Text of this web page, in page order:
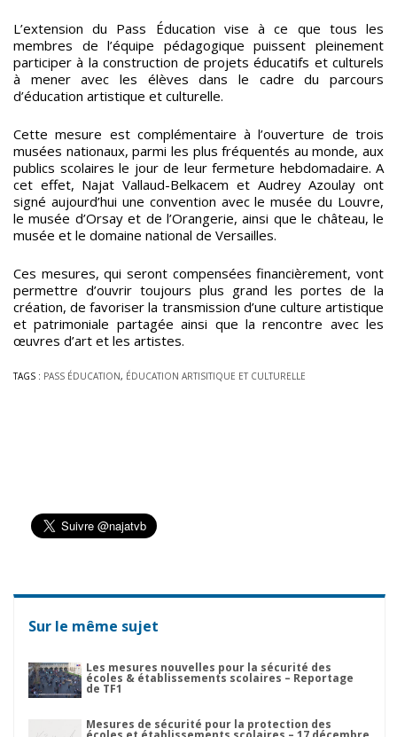
L’extension du Pass Éducation vise à ce que tous les
membres de l’équipe pédagogique puissent pleinement
participer à la construction de projets éducatifs et culturels
à mener avec les élèves dans le cadre du parcours
d’éducation artistique et culturelle.
Cette mesure est complémentaire à l’ouverture de trois
musées nationaux, parmi les plus fréquentés au monde, aux
publics scolaires le jour de leur fermeture hebdomadaire. A
cet effet, Najat Vallaud-Belkacem et Audrey Azoulay ont
signé aujourd’hui une convention avec le musée du Louvre,
le musée d’Orsay et de l’Orangerie, ainsi que le château, le
musée et le domaine national de Versailles.
Ces mesures, qui seront compensées financièrement, vont
permettre d’ouvrir toujours plus grand les portes de la
création, de favoriser la transmission d’une culture artistique
et patrimoniale partagée ainsi que la rencontre avec les
œuvres d’art et les artistes.
TAGS : PASS ÉDUCATION, ÉDUCATION ARTISITIQUE ET CULTURELLE
Sur le même sujet
Les mesures nouvelles pour la sécurité des
écoles & établissements scolaires – Reportage
de TF1
Mesures de sécurité pour la protection des